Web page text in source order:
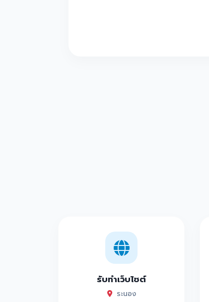
รับทำเว็บไซต์
ระนอง